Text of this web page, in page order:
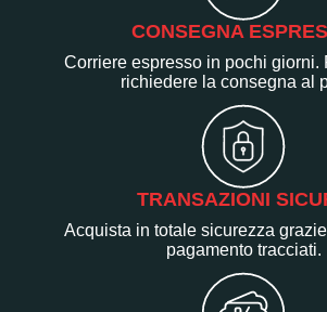
CONSEGNA
Corriere espresso in pochi giorni.
richiedere la consegna al
TRANSAZIONI
Acquista in totale sicurezza
pagamento tracciati.